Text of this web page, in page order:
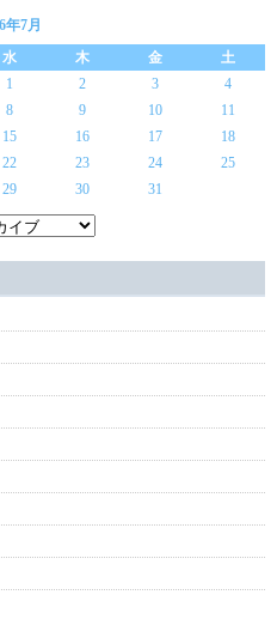
年7月
水 木 金
土
1
2 3
4
8 9 10
11
15 16 17
18
22 23 24
25
29 30 31